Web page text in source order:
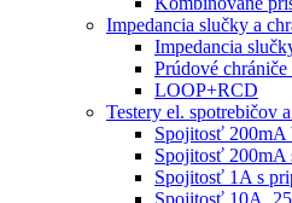
Impedancia slučky a
Impedancia
Prúdové
LOOP+RCD
Testery el. spotrebičov
Spojitosť 200mA
Spojitosť 200mA
Spojitosť 1A s
Spojitosť 10A,